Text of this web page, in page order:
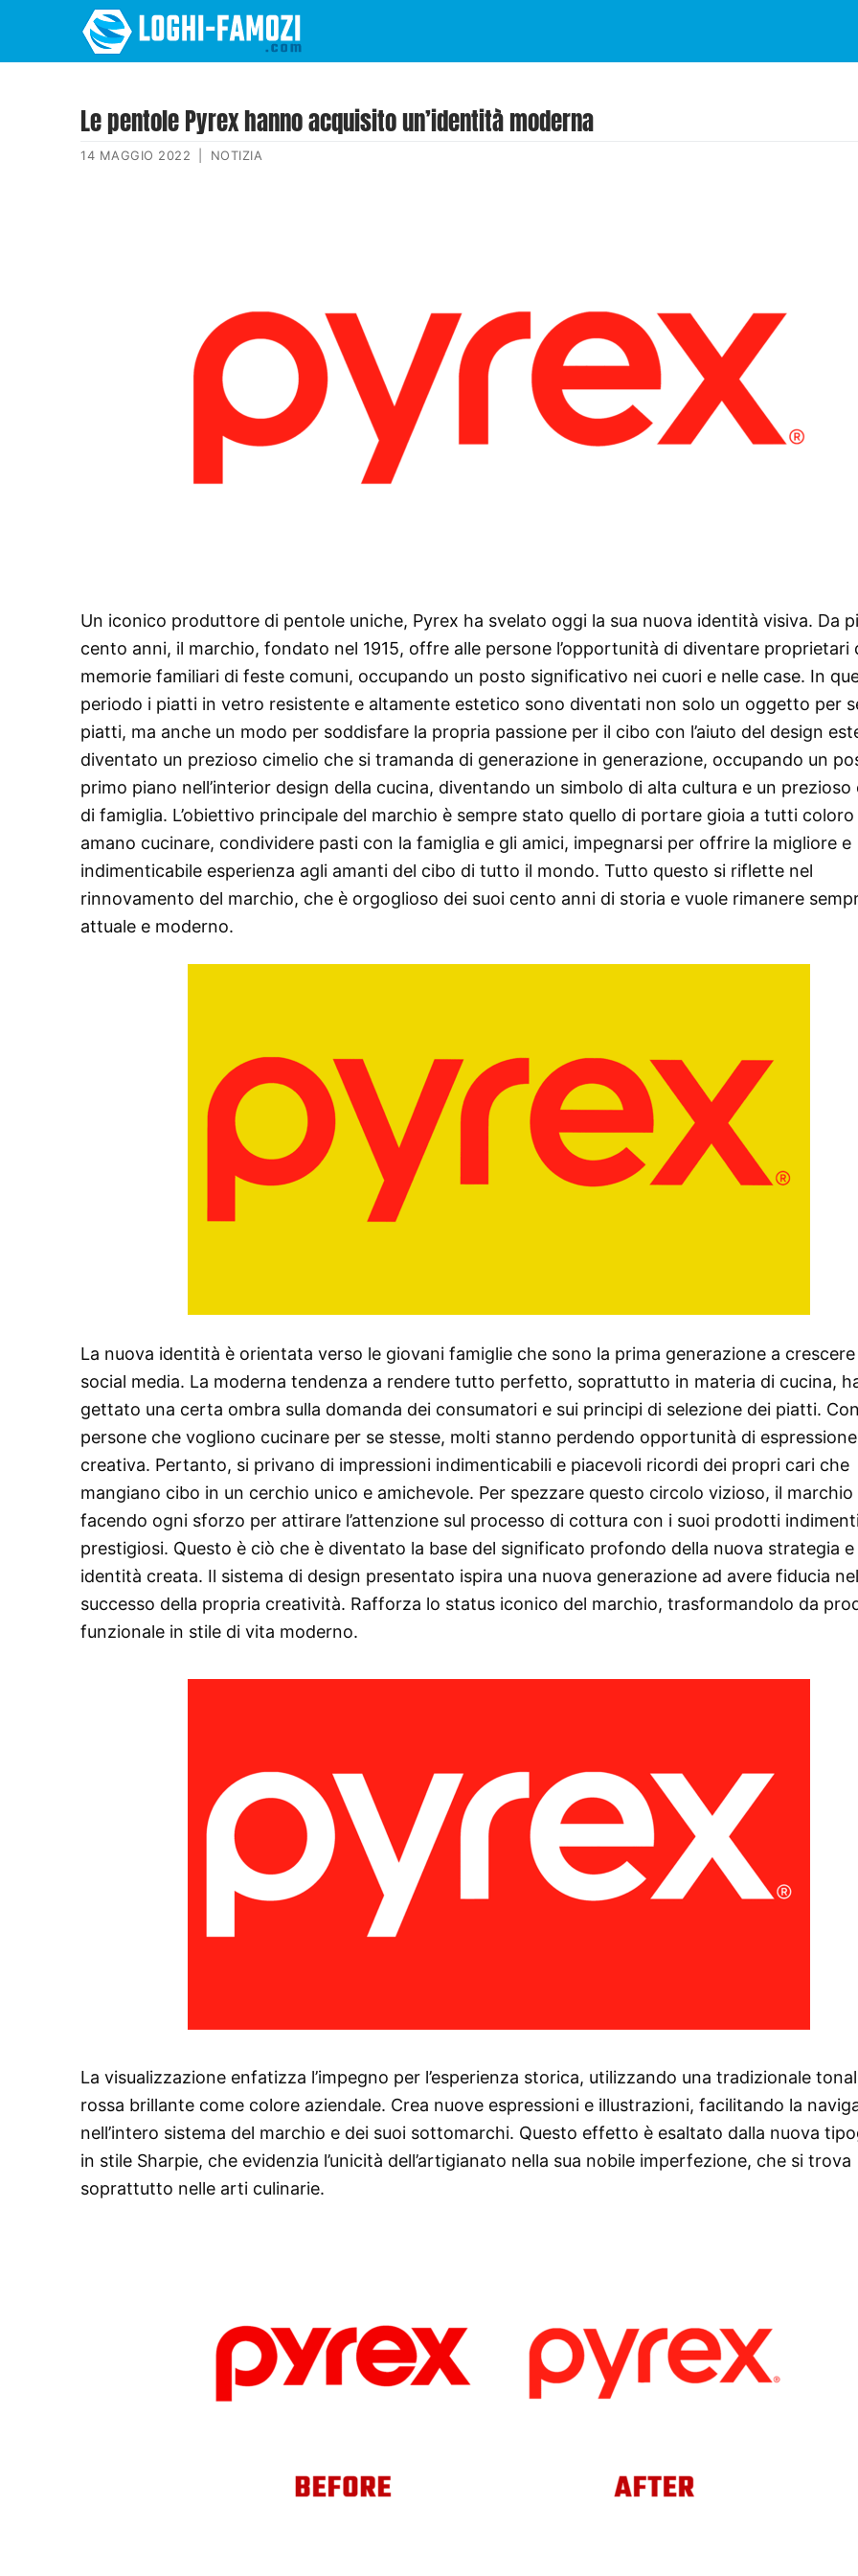
Le pentole Pyrex hanno acquisito un’identità moderna
14 MAGGIO 2022 NOTIZIA
Un iconico produttore di pentole uniche, Pyrex ha svelato oggi la sua nuova identità visiva. Da
cento anni, il marchio, fondato nel 1915, offre alle persone l’opportunità di diventare proprietari
memorie familiari di feste comuni, occupando un posto significativo nei cuori e nelle case. In
periodo i piatti in vetro resistente e altamente estetico sono diventati non solo un oggetto per
piatti, ma anche un modo per soddisfare la propria passione per il cibo con l’aiuto del design
diventato un prezioso cimelio che si tramanda di generazione in generazione, occupando un
primo piano nell’interior design della cucina, diventando un simbolo di alta cultura e un prezioso
di famiglia. L’obiettivo principale del marchio è sempre stato quello di portare gioia a tutti
amano cucinare, condividere pasti con la famiglia e gli amici, impegnarsi per offrire la migliore e
indimenticabile esperienza agli amanti del cibo di tutto il mondo. Tutto questo si riflette nel
rinnovamento del marchio, che è orgoglioso dei suoi cento anni di storia e vuole rimanere
attuale e moderno.
La nuova identità è orientata verso le giovani famiglie che sono la prima generazione a crescere
social media. La moderna tendenza a rendere tutto perfetto, soprattutto in materia di cucina,
gettato una certa ombra sulla domanda dei consumatori e sui principi di selezione dei piatti.
persone che vogliono cucinare per se stesse, molti stanno perdendo opportunità di espressione
creativa. Pertanto, si privano di impressioni indimenticabili e piacevoli ricordi dei propri cari che
mangiano cibo in un cerchio unico e amichevole. Per spezzare questo circolo vizioso, il marchio
facendo ogni sforzo per attirare l’attenzione sul processo di cottura con i suoi prodotti
prestigiosi. Questo è ciò che è diventato la base del significato profondo della nuova strategia e
identità creata. Il sistema di design presentato ispira una nuova generazione ad avere fiducia nel
successo della propria creatività. Rafforza lo status iconico del marchio, trasformandolo da
funzionale in stile di vita moderno.
La visualizzazione enfatizza l’impegno per l’esperienza storica, utilizzando una tradizionale
rossa brillante come colore aziendale. Crea nuove espressioni e illustrazioni, facilitando la
nell’intero sistema del marchio e dei suoi sottomarchi. Questo effetto è esaltato dalla nuova
in stile Sharpie, che evidenzia l’unicità dell’artigianato nella sua nobile imperfezione, che si trova
soprattutto nelle arti culinarie.